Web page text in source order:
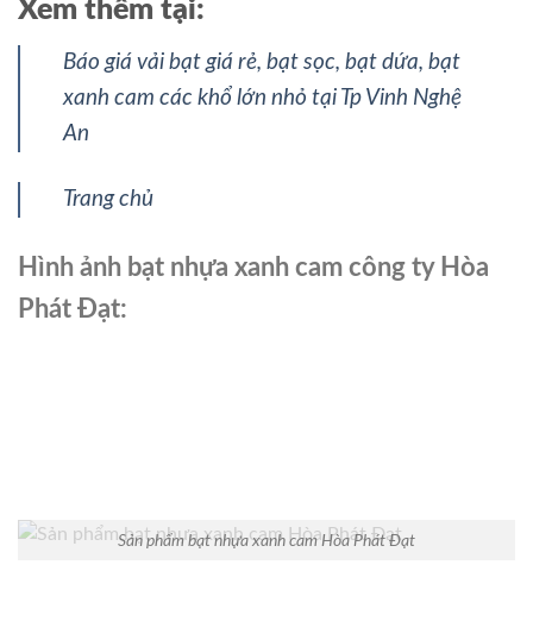
Xem thêm tại:
Báo giá vải bạt giá rẻ, bạt sọc, bạt dứa, bạt
xanh cam các khổ lớn nhỏ tại Tp Vinh Nghệ
An
Trang chủ
Hình ảnh bạt nhựa xanh cam công ty Hòa
Phát Đạt:
Sản phẩm bạt nhựa xanh cam Hòa Phát Đạt